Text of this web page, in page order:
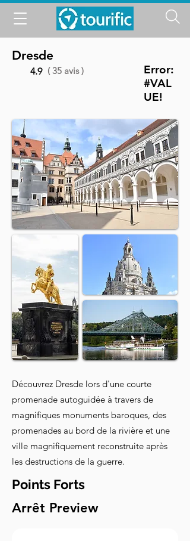
Dresde
4.9 ( 35 avis )
Error:
#VAL
UE!
Découvrez Dresde lors d'une courte
promenade autoguidée à travers de
magnifiques monuments baroques, des
promenades au bord de la rivière et une
ville magnifiquement reconstruite après
les destructions de la guerre.
Points Forts
Arrêt Preview